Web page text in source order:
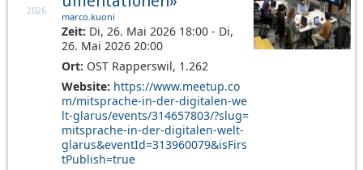
2026 marco.kuoni
Zeit: Di, 26. Mai 2026 18:00 - Di,
26. Mai 2026 20:00
Ort: OST Rapperswil, 1.262
Website: https://www.meetup.co
m/mitsprache-in-der-digitalen-we
lt-glarus/events/314657803/?slug=
mitsprache-in-der-digitalen-welt-
glarus&eventId=313960079&isFirs
tPublish=true